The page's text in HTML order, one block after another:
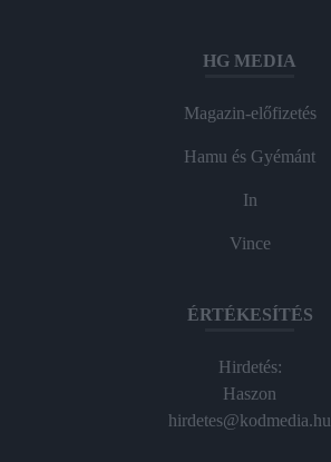
HG MEDIA
Magazin-előfizetés
Hamu és Gyémánt
In
Vince
ÉRTÉKESÍTÉS
Hirdetés:
Haszon
hirdetes@kodmedia.hu